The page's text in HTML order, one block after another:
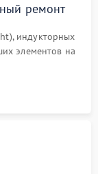
ремонт
индукторных
элементов на